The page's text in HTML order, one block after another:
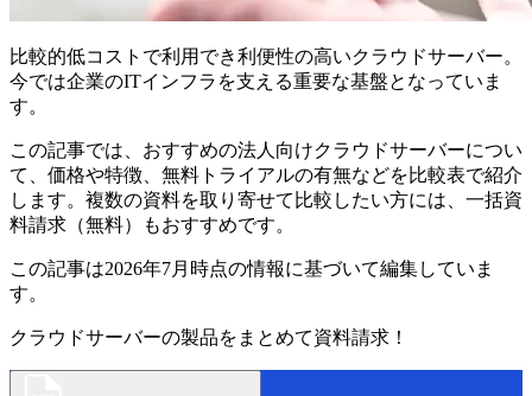
比較的低コストで利用でき利便性の高いクラウドサーバー。
今では企業のITインフラを支える重要な基盤となっていま
す。
この記事では、おすすめの法人向けクラウドサーバーについ
て、価格や特徴、無料トライアルの有無などを比較表で紹介
します。複数の資料を取り寄せて比較したい方には、一括資
料請求（無料）もおすすめです。
この記事は2026年7月時点の情報に基づいて編集していま
す。
クラウドサーバーの製品をまとめて資料請求！